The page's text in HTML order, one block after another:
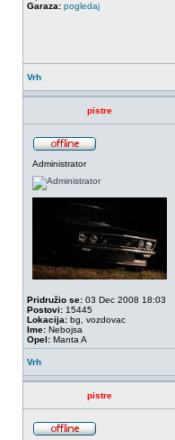
Garaza: pogledaj
Vrh
pistre
Administrator
Pridružio se: 03 Dec 2008 18:03
Postovi: 15445
Lokacija: bg, vozdovac
Ime: Nebojsa
Opel: Manta A
Vrh
pistre